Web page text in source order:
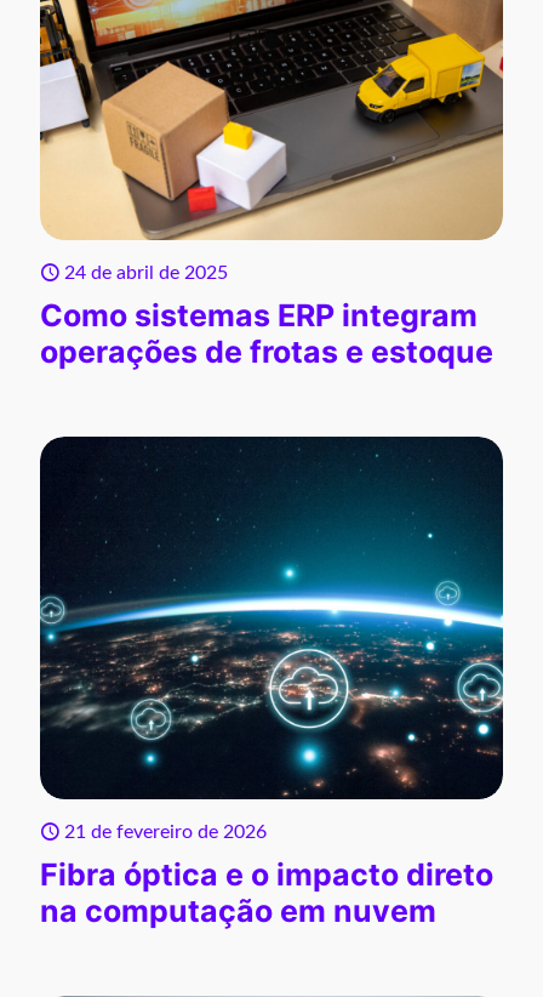
24 de abril de 2025
Como sistemas ERP integram
operações de frotas e estoque
21 de fevereiro de 2026
Fibra óptica e o impacto direto
na computação em nuvem